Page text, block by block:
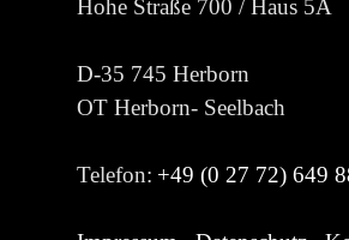
Hohe Straße 700 / Haus 5A
D-35 745 Herborn
OT Herborn- Seelbach
Telefon: +49 (0 27 72) 649